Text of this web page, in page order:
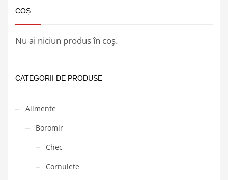
COȘ
Nu ai niciun produs în coș.
CATEGORII DE PRODUSE
Alimente
Boromir
Chec
Cornulete